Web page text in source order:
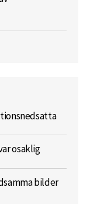
osaklig
bilder